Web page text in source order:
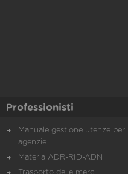
Professionisti
Manuale gestione utenze per
agenzie
Materia ADR-RID-ADN